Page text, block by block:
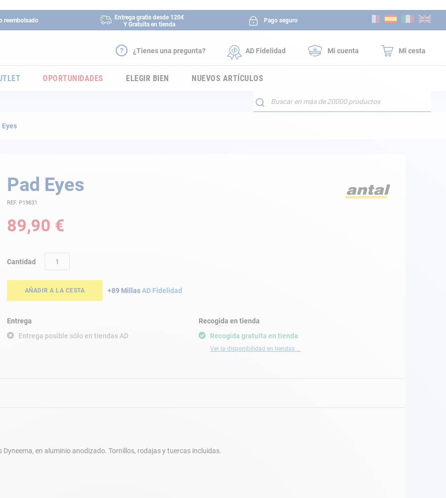
reembolsado
Entrega gratis desde 120€
Y Gratuita en tienda
Pago seguro
¿Tienes una pregunta? AD Fidelidad Mi cuenta Mi cesta
OPORTUNIDADES ELEGIR BIEN NUEVOS ARTÍCULOS
Buscar
Eyes
Pad Eyes
REF. P19831
89,90 €
Cantidad
AÑADIR A LA CESTA +89 MillasAD Fidelidad
Entrega
Entrega posible sólo en tiendas AD
Recogida gratuita en tienda
Ver la disponibilidad en tiendas ...
Recogida en tienda
en aluminio anodizado. Tornillos, rodajas y tuercas incluidas.